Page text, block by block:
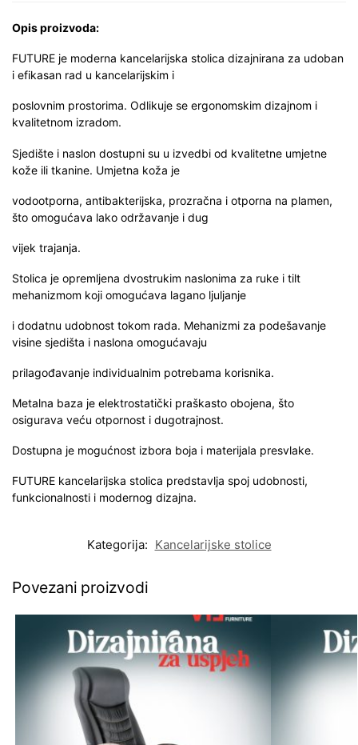
Opis proizvoda:
FUTURE je moderna kancelarijska stolica dizajnirana za udoban
i efikasan rad u kancelarijskim i
poslovnim prostorima. Odlikuje se ergonomskim dizajnom i
kvalitetnom izradom.
Sjedište i naslon dostupni su u izvedbi od kvalitetne umjetne
kože ili tkanine. Umjetna koža je
vodootporna, antibakterijska, prozračna i otporna na plamen,
što omogućava lako održavanje i dug
vijek trajanja.
Stolica je opremljena dvostrukim naslonima za ruke i tilt
mehanizmom koji omogućava lagano ljuljanje
i dodatnu udobnost tokom rada. Mehanizmi za podešavanje
visine sjedišta i naslona omogućavaju
prilagođavanje individualnim potrebama korisnika.
Metalna baza je elektrostatički praškasto obojena, što
osigurava veću otpornost i dugotrajnost.
Dostupna je mogućnost izbora boja i materijala presvlake.
FUTURE kancelarijska stolica predstavlja spoj udobnosti,
funkcionalnosti i modernog dizajna.
Kategorija: Kancelarijske stolice
Povezani proizvodi